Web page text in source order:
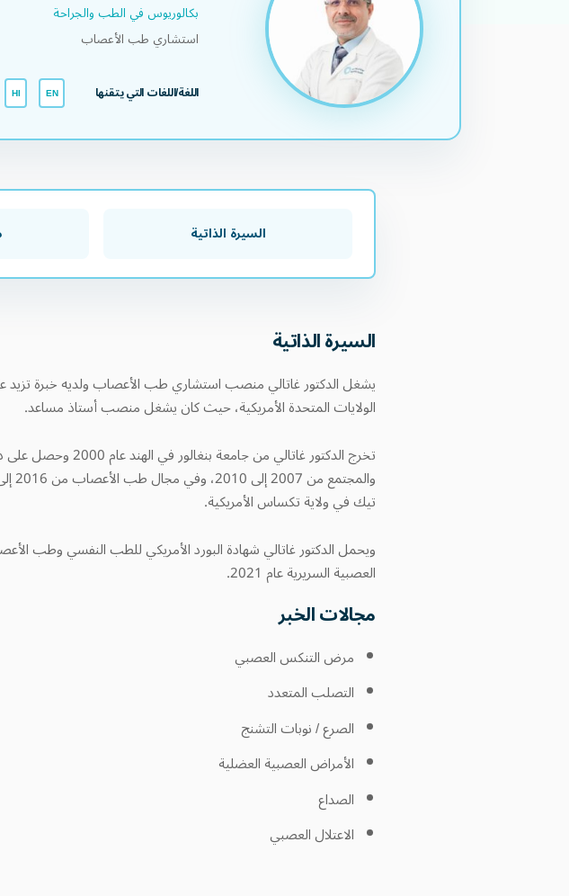
بكالوريوس في الطب والجراحة
استشاري طب الأعصاب
اللغة/اللغات التي يتقنها EN
HI
السيرة الذاتية
السيرة الذاتية
الولايات المتحدة الأمريكية، حيث كان يشغل منصب أستاذ مساعد.
تخرج الدكتور
تيك في ولاية تكساس الأمريكية.
العصبية السريرية عام 2021.
مجالات الخبر
مرض التنكس العصبي
التصلب المتعدد
الصرع / نوبات التشنج
الأمراض العصبية العضلية
الصداع
الاعتلال العصبي